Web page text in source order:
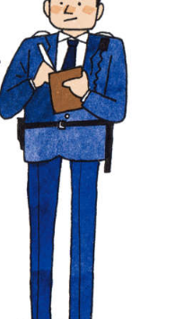
閉じる
pecocats
ねこ部をフォロー
く
ロードする